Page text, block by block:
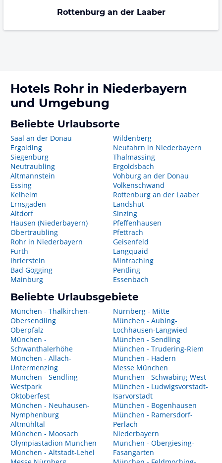
Rottenburg an der Laaber
Hotels Rohr in Niederbayern
und Umgebung
Beliebte Urlaubsorte
Saal an der Donau
Ergolding
Siegenburg
Neutraubling
Altmannstein
Essing
Kelheim
Ernsgaden
Altdorf
Hausen (Niederbayern)
Obertraubling
Rohr in Niederbayern
Furth
Ihrlerstein
Bad Gögging
Mainburg
Wildenberg
Neufahrn in Niederbayern
Thalmassing
Ergoldsbach
Vohburg an der Donau
Volkenschwand
Rottenburg an der Laaber
Landshut
Sinzing
Pfeffenhausen
Pfettrach
Geisenfeld
Langquaid
Mintraching
Pentling
Essenbach
Beliebte Urlaubsgebiete
München - Thalkirchen-
Obersendling
Oberpfalz
München -
Schwanthalerhöhe
München - Allach-
Untermenzing
München - Sendling-
Westpark
Oktoberfest
München - Neuhausen-
Nymphenburg
Altmühltal
München - Moosach
Olympiastadion München
München - Altstadt-Lehel
Nürnberg - Mitte
München - Aubing-
Lochhausen-Langwied
München - Sendling
München - Trudering-Riem
München - Hadern
Messe München
München - Schwabing-West
München - Ludwigsvorstadt-
Isarvorstadt
München - Bogenhausen
München - Ramersdorf-
Perlach
Niederbayern
München - Obergiesing-
Fasangarten